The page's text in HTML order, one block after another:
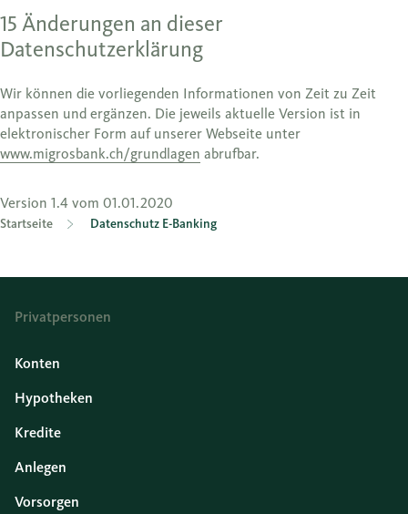
15 Änderungen an dieser
Datenschutzerklärung
Wir können die vorliegenden Informationen von Zeit zu Zeit
anpassen und ergänzen. Die jeweils aktuelle Version ist in
elektronischer Form auf unserer Webseite unter
www.migrosbank.ch/grundlagen abrufbar.
Version 1.4 vom 01.01.2020
Startseite Datenschutz E-Banking
Privatpersonen
Konten
Hypotheken
Kredite
Anlegen
Vorsorgen